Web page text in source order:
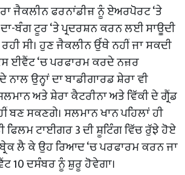
ਜੈਕਲੀਨ ਫਰਨਾਂਡੀਜ਼ ਨੂੰ ਏਅਰਪੋਰਟ ‘ਤੇ
ਬੰਗ ਟੂਰ ‘ਤੇ ਪ੍ਰਦਰਸ਼ਨ ਕਰਨ ਲਈ ਸਾਊਦੀ
ਸੀ। ਹੁਣ ਜੈਕਲੀਨ ਉੱਥੇ ਨਹੀਂ ਜਾ ਸਕਦੀ
ਈਵੈਂਟ ‘ਚ ਪਰਫਾਰਮ ਕਰਦੇ ਨਜ਼ਰ
ਉਨ੍ਹਾਂ ਦਾ ਬਾਡੀਗਾਰਡ ਸ਼ੇਰਾ ਵੀ
ਅਤੇ ਸ਼ੇਰਾ ਕੈਟਰੀਨਾ ਅਤੇ ਵਿੱਕੀ ਦੇ ਗ੍ਰੈਂਡ
ਬਣ ਸਕਣਗੇ। ਸਲਮਾਨ ਖਾਨ ਪਹਿਲਾਂ ਹੀ
ਟਾਈਗਰ 3 ਦੀ ਸ਼ੂਟਿੰਗ ਵਿੱਚ ਰੁੱਝੇ ਹੋਏ
ਲੈ ਕੇ ਉਹ ਰਿਆਦ ‘ਚ ਪਰਫਾਰਮ ਕਰਨ ਜਾ
10 ਦਸੰਬਰ ਨੂੰ ਸ਼ੁਰੂ ਹੋਵੇਗਾ।